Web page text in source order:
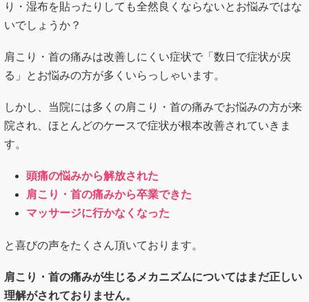
り・湿布を貼ったりしても全然良くならないとお悩みではな
いでしょうか？
肩こり・首の痛みは改善しにくい症状で「数日で症状が戻
る」とお悩みの方が多くいらっしゃいます。
しかし、当院には多くの肩こり・首の痛みでお悩みの方が来
院され、ほとんどのケースで症状が根本改善されていきま
す。
頭痛の悩みから解放された
肩こり・首の痛みから卒業できた
マッサージに行かなくなった
と喜びの声をたくさん頂いております。
肩こり・首の痛みが生じるメカニズムについてはまだ正しい
理解がされておりません。